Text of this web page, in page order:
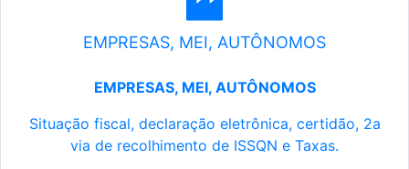
EMPRESAS, MEI, AUTÔNOMOS
EMPRESAS, MEI, AUTÔNOMOS
Situação fiscal, declaração eletrônica, certidão, 2a
via de recolhimento de ISSQN e Taxas.